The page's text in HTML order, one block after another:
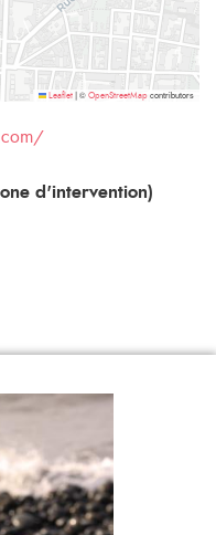
Leaflet © OpenStreetMap contributors
d'intervention)